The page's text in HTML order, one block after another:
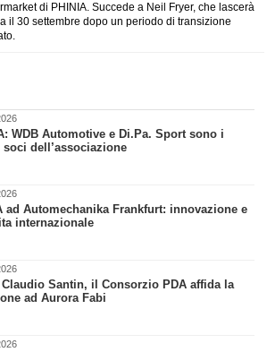
di PHINIA. Succede a Neil Fryer, che lascerà
il 30 settembre dopo un periodo di transizione
WDB Automotive e Di.Pa. Sport sono i
dell’associazione
ad Automechanika Frankfurt: innovazione e
internazionale
Claudio Santin, il Consorzio PDA affida la
ad Aurora Fabi